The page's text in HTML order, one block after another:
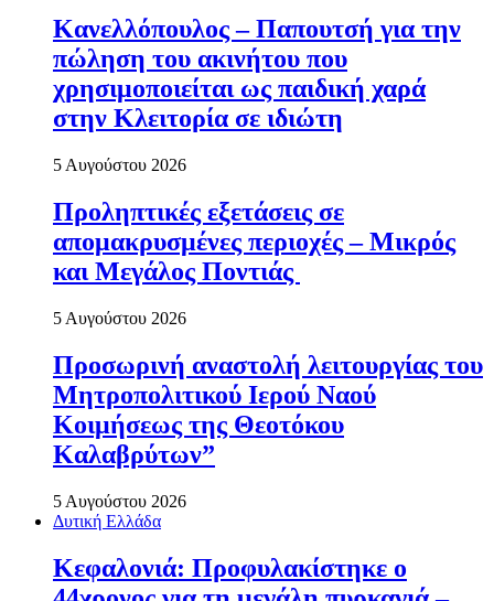
Κανελλόπουλος – Παπουτσή για την
πώληση του ακινήτου που
χρησιμοποιείται ως παιδική χαρά
στην Κλειτορία σε ιδιώτη
5 Αυγούστου 2026
Προληπτικές εξετάσεις σε
απομακρυσμένες περιοχές – Μικρός
και Μεγάλος Ποντιάς
5 Αυγούστου 2026
Προσωρινή αναστολή λειτουργίας του
Μητροπολιτικού Ιερού Ναού
Κοιμήσεως της Θεοτόκου
Καλαβρύτων”
5 Αυγούστου 2026
Δυτική Ελλάδα
Κεφαλονιά: Προφυλακίστηκε ο